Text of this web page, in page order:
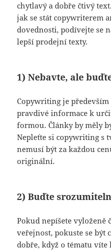
chytlavý a dobře čtivý
jak se stát copywriterem
dovednosti, podívejte se
lepší prodejní texty.
1) Nebavte, ale
Copywriting je
pravdivé informace k
formou. Články by měly
Nepleťte si copywriting s
nemusí být za každou
originální.
2) Buďte
Pokud nepíšete vyloženě
veřejnost, pokuste se být
dobře, když o tématu víte